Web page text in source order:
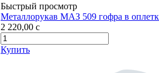
Быстрый просмотр
Металлорукав МАЗ 509 гофра в
2 220,00 c
Купить